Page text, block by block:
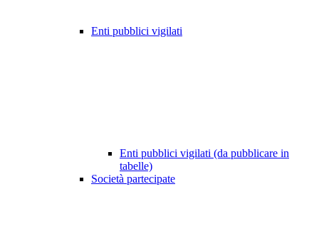
Enti pubblici vigilati
Enti pubblici vigilati (da pubblicare in
tabelle)
Società partecipate